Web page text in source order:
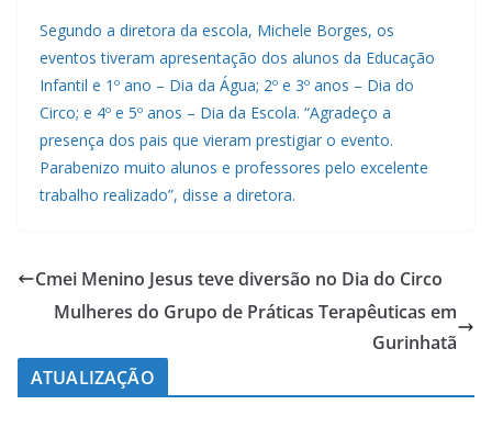
Segundo a diretora da escola, Michele Borges, os
eventos tiveram apresentação dos alunos da Educação
Infantil e 1º ano – Dia da Água; 2º e 3º anos – Dia do
Circo; e 4º e 5º anos – Dia da Escola. “Agradeço a
presença dos pais que vieram prestigiar o evento.
Parabenizo muito alunos e professores pelo excelente
trabalho realizado”, disse a diretora.
Cmei Menino Jesus teve diversão no Dia do Circo
Mulheres do Grupo de Práticas Terapêuticas em
Gurinhatã
ATUALIZAÇÃO